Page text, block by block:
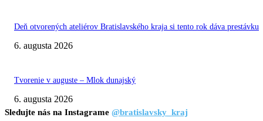
Deň otvorených ateliérov Bratislavského kraja si tento rok dáva prestávku
6. augusta 2026
Tvorenie v auguste – Mlok dunajský
6. augusta 2026
Sledujte nás na Instagrame @bratislavsky_kraj